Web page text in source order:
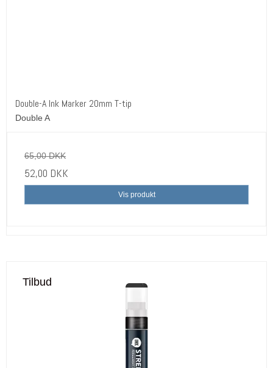
Double-A Ink Marker 20mm T-tip
Double A
65,00 DKK
52,00 DKK
Vis produkt
Tilbud